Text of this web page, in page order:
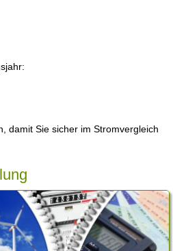
damit Sie sicher im Stromvergleich